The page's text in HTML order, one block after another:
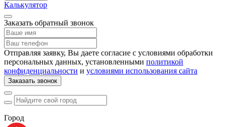
Калькулятор
Заказать обратный звонок
Отправляя заявку, Вы даете согласие с условиями обработки
персональных данных, установленными политикой
конфиденциальности и условиями использования сайта
Заказать звонок
Город